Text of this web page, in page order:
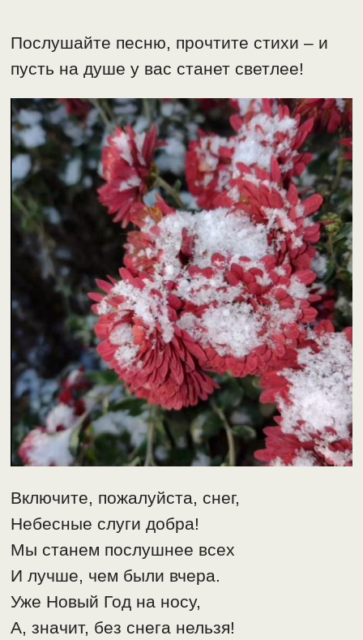
Послушайте песню, прочтите стихи – и
пусть на душе у вас станет светлее!
Включите, пожалуйста, снег,
Небесные слуги добра!
Мы станем послушнее всех
И лучше, чем были вчера.
Уже Новый Год на носу,
А, значит, без снега нельзя!